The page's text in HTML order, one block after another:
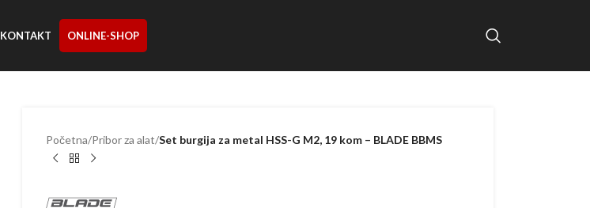
KONTAKT ONLINE-SHOP
Početna/Pribor za alat/Set burgija za metal HSS-G M2, 19 kom – BLADE BBMS